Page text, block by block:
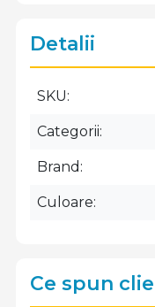
Detalii
SKU
Categorii
Brand
Culoare
Ce spun